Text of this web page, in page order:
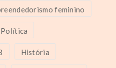
feminino
Política
História